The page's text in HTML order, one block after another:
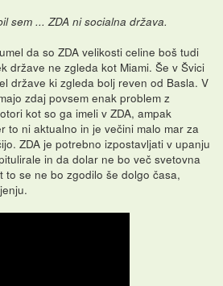
sem ... ZDA ni socialna država.
da so ZDA velikosti celine boš tudi
države ne zgleda kot Miami. Še v Švici
države ki zgleda bolj reven od Basla. V
zdaj povsem enak problem z
kot so ga imeli v ZDA, ampak
to ni aktualno in je večini malo mar za
ZDA je potrebno izpostavljati v upanju
in da dolar ne bo več svetovna
to se ne bo zgodilo še dolgo časa,